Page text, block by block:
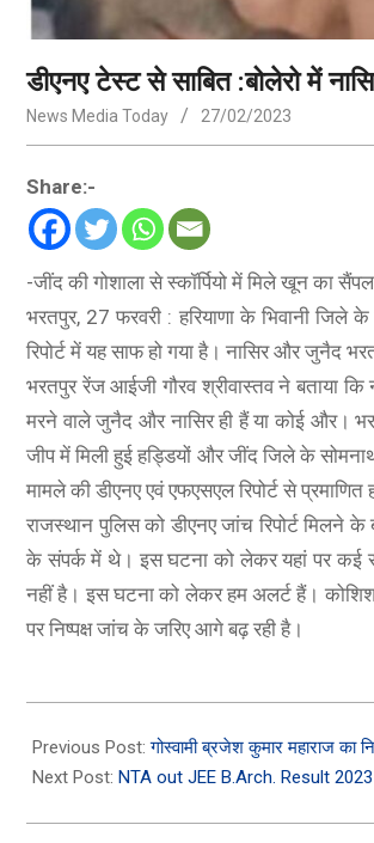
डीएनए टेस्ट से साबित :बोलेरो में
News Media Today 27/02/2023
Share:-
-जींद की गोशाला से स्कॉर्पियो में मिले खून का
भरतपुर, 27 फरवरी : हरियाणा के भिवानी
रिपोर्ट में यह साफ हो गया है। नासिर और जुनैद
भरतपुर रेंज आईजी गौरव श्रीवास्तव ने बताया
मरने वाले जुनैद और नासिर ही हैं या कोई और।
जीप में मिली हुई हड्डियों और जींद जिले के
मामले की डीएनए एवं एफएसएल रिपोर्ट से
राजस्थान पुलिस को डीएनए जांच रिपोर्ट मिलने
के संपर्क में थे। इस घटना को लेकर यहां पर कई
नहीं है। इस घटना को लेकर हम अलर्ट हैं। कोशिश
पर निष्पक्ष जांच के जरिए आगे बढ़ रही है।
02-
27
Previous Post:गोस्वामी ब्रजेश कुमार महाराज का
Next Post: NTA out JEE B.Arch. Result
A78 5G
5G (Glowing Blue, 8GB RAM, 128 Storage)
with 33W SUPERVOOC Charger| 50MP AI
Rate | with No Cost EMI/Additional Exchange